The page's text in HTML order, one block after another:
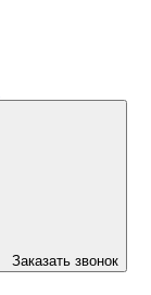
Заказать звонок